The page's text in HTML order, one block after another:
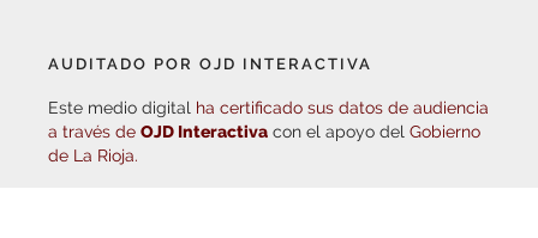
AUDITADO POR OJD INTERACTIVA
Este medio digital ha certificado sus datos de audiencia
a través de OJD Interactiva con el apoyo del Gobierno
de La Rioja.